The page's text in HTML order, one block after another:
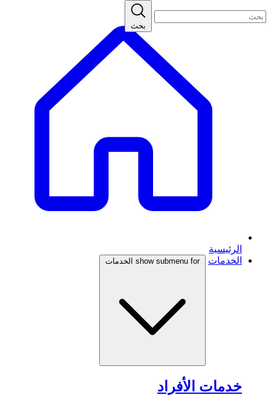
بحث
الرئيسية
الخدمات
show submenu for الخدمات
خدمات الأفراد